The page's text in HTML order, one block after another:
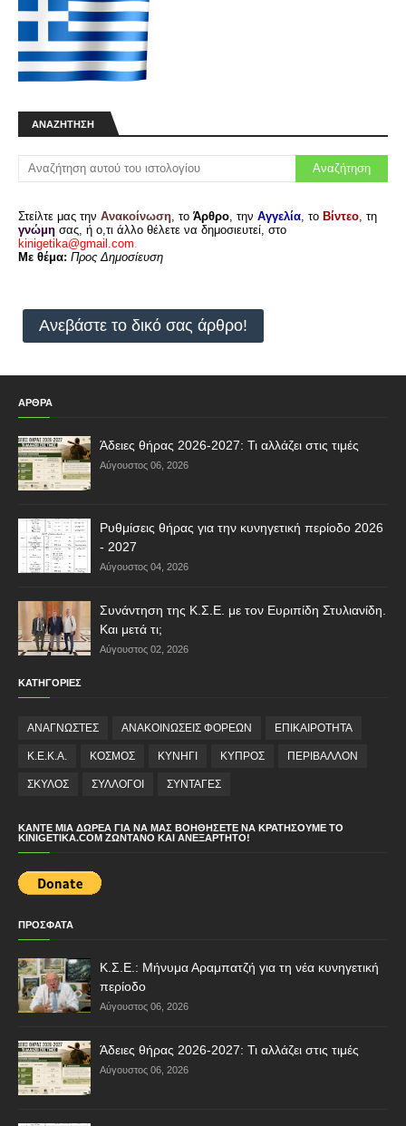
ΑΝΑΖΉΤΗΣΗ
Στείλτε μας την Ανακοίνωση , το Άρθρο , την Αγγελία , το Βίντεο , τη
γνώμη σας, ή ο,τι άλλο θέλετε να δημοσιευτεί, στο
kinigetika@gmail.com
Με θέμα: Προς Δημοσίευση
Ανεβάστε το δικό σας άρθρο!
ΑΡΘΡΑ
Άδειες θήρας 2026-2027: Τι αλλάζει στις τιμές
Αύγουστος 06, 2026
Ρυθμίσεις θήρας για την κυνηγετική περίοδο 2026
- 2027
Αύγουστος 04, 2026
Συνάντηση της Κ.Σ.Ε. με τον Ευριπίδη Στυλιανίδη.
Και μετά τι;
Αύγουστος 02, 2026
ΚΑΤΗΓΟΡΙΕΣ
ΑΝΑΓΝΩΣΤΕΣ ΑΝΑΚΟΙΝΩΣΕΙΣ ΦΟΡΕΩΝ ΕΠΙΚΑΙΡΟΤΗΤΑ
Κ.Ε.Κ.Α. ΚΟΣΜΟΣ ΚΥΝΗΓΙ ΚΥΠΡΟΣ ΠΕΡΙΒΑΛΛΟΝ
ΣΚΥΛΟΣ ΣΥΛΛΟΓΟΙ ΣΥΝΤΑΓΕΣ
ΚΆΝΤΕ ΜΙΑ ΔΩΡΕΆ ΓΙΑ ΝΑ ΜΑΣ ΒΟΗΘΉΣΕΤΕ ΝΑ ΚΡΑΤΉΣΟΥΜΕ ΤΟ
KINIGETIKA.COM ΖΩΝΤΑΝΌ ΚΑΙ ΑΝΕΞΆΡΤΗΤΟ!
ΠΡΟΣΦΑΤΑ
Κ.Σ.Ε.: Μήνυμα Αραμπατζή για τη νέα κυνηγετική
περίοδο
Αύγουστος 06, 2026
Άδειες θήρας 2026-2027: Τι αλλάζει στις τιμές
Αύγουστος 06, 2026